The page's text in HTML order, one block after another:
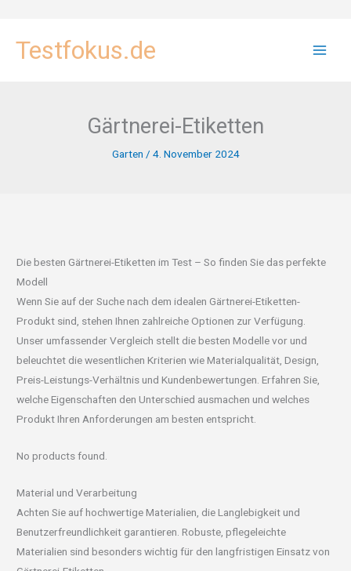
InhaltTestfokus.de
Gärtnerei-Etiketten
Garten / 4. November 2024
Die besten Gärtnerei-Etiketten im Test – So finden Sie das perfekte
Modell
Wenn Sie auf der Suche nach dem idealen Gärtnerei-Etiketten-
Produkt sind, stehen Ihnen zahlreiche Optionen zur Verfügung.
Unser umfassender Vergleich stellt die besten Modelle vor und
beleuchtet die wesentlichen Kriterien wie Materialqualität, Design,
Preis-Leistungs-Verhältnis und Kundenbewertungen. Erfahren Sie,
welche Eigenschaften den Unterschied ausmachen und welches
Produkt Ihren Anforderungen am besten entspricht.
No products found.
Material und Verarbeitung
Achten Sie auf hochwertige Materialien, die Langlebigkeit und
Benutzerfreundlichkeit garantieren. Robuste, pflegeleichte
Materialien sind besonders wichtig für den langfristigen Einsatz von